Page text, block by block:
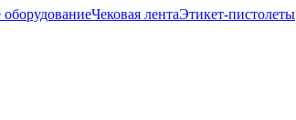
лентаЭтикет-пистолеты